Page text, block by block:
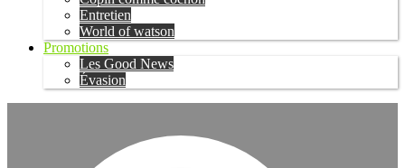
Entretien
World of watson
Promotions
Les Good News
Évasion